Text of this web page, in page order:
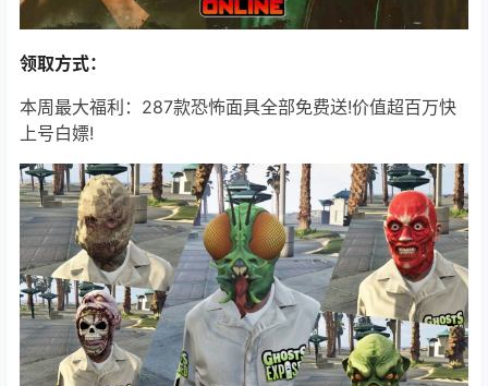
领取方式：
本周最大福利：287款恐怖面具全部免费送!价值超百万快
上号白嫖!